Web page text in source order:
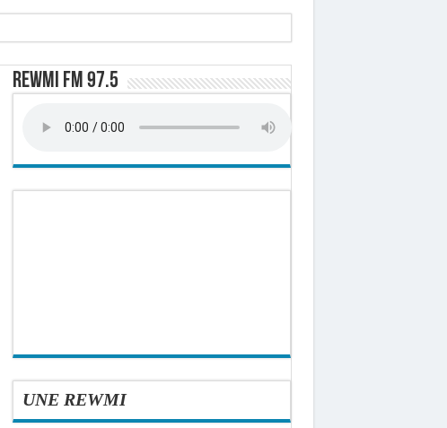
sanitaire octroyé
220,71 milliards de francs CFA
Rewmi FM 97.5
UNE REWMI